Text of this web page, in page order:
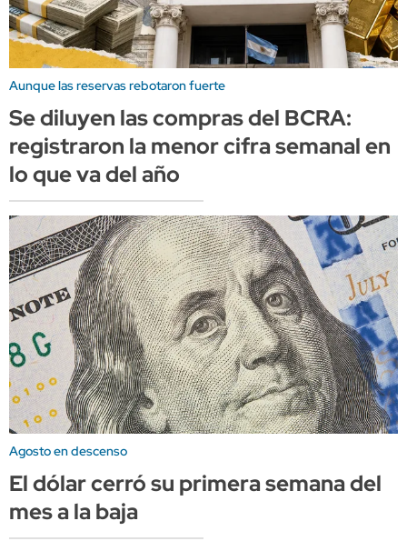
Aunque las reservas rebotaron fuerte
Se diluyen las compras del BCRA:
registraron la menor cifra semanal en
lo que va del año
Agosto en descenso
El dólar cerró su primera semana del
mes a la baja